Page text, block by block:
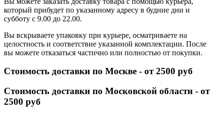
который прибудет по указанному адресу в будние дни и
субботу с 9.00 до 22.00.
Вы вскрываете упаковку при курьере, осматриваете на
целостность и соответствие указанной комплектации. После
вы можете отказаться частично или полностью от покупки.
Стоимость доставки по Москве - от 2500 руб
Стоимость доставки по Московской области - от
2500 руб